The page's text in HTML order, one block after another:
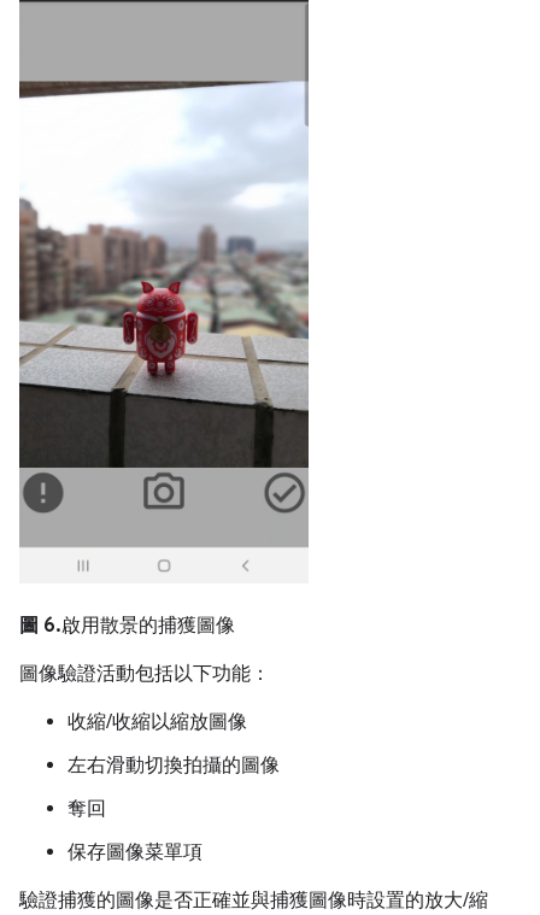
圖 6.啟用散景的捕獲圖像
圖像驗證活動包括以下功能：
收縮/收縮以縮放圖像
左右滑動切換拍攝的圖像
奪回
保存圖像菜單項
驗證捕獲的圖像是否正確並與捕獲圖像時設置的放大/縮